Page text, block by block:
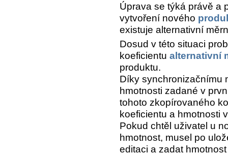
Úprava se týká právě a
vytvoření nového
existuje alternativní
Dosud v této situaci
koeficientu alternativní
produktu.
Díky synchronizačnímu
hmotnosti zadané v
tohoto zkopírovaného
koeficientu a hmotnosti
Pokud chtěl uživatel u
hmotnost, musel po
editaci a zadat